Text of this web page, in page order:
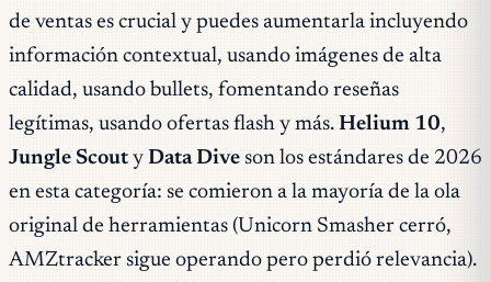
de ventas es crucial y puedes aumentarla incluyendo
información contextual, usando imágenes de alta
calidad, usando bullets, fomentando reseñas
legítimas, usando ofertas flash y más. Helium 10,
Jungle Scouty Data Dive son los estándares de 2026
en esta categoría: se comieron a la mayoría de la ola
original de herramientas (Unicorn Smasher cerró,
AMZtracker sigue operando pero perdió relevancia).